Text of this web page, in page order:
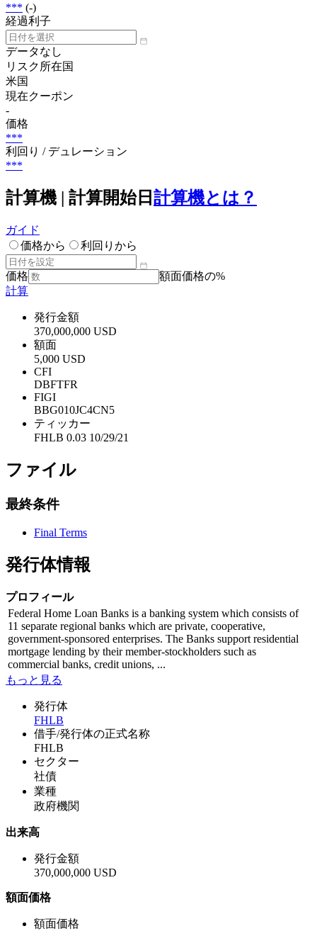
*** (-)
経過利子
データなし
リスク所在国
米国
現在クーポン
-
価格
***
利回り / デュレーション
***
計算機 | 計算開始日 計算機とは？
ガイド
価格から
利回りから
価格
額面価格の%
計算
発行金額
370,000,000 USD
額面
5,000 USD
CFI
DBFTFR
FIGI
BBG010JC4CN5
ティッカー
FHLB 0.03 10/29/21
ファイル
最終条件
Final Terms
発行体情報
プロフィール
Federal Home Loan Banks is a banking system which consists of
11 separate regional banks which are private, cooperative,
government-sponsored enterprises. The Banks support residential
mortgage lending by their member-stockholders such as
commercial banks, credit unions, ...
もっと見る
発行体
FHLB
借手/発行体の正式名称
FHLB
セクター
社債
業種
政府機関
出来高
発行金額
370,000,000 USD
額面価格
額面価格